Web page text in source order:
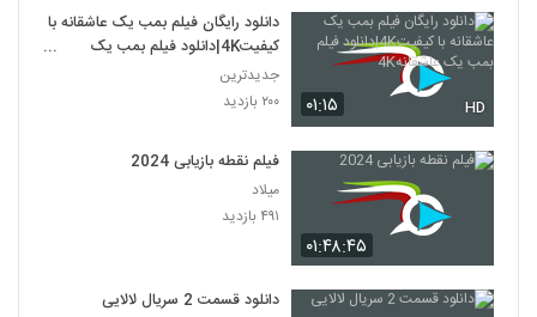
۰۱:۱۵ HD
دانلود رایگان فیلم بمب یک عاشقانه با
کیفیت4K|دانلود فیلم بمب یک
عاشقانه4K
جدیدترین
۲۰۰ بازدید
۰۱:۴۸:۴۵
فیلم نقطه بازیابی 2024
میلاد
۴۹۱ بازدید
دانلود قسمت 2 سریال لالایی